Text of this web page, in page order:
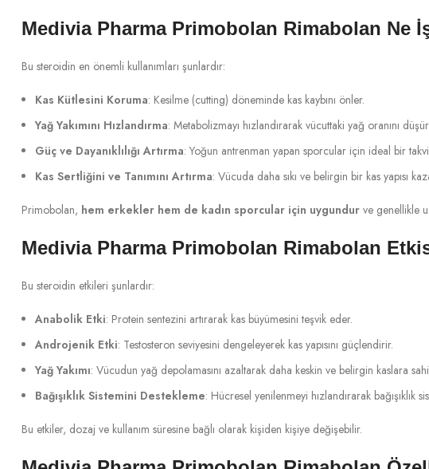
Medivia Pharma Primobolan Rimabolan Ne
Bu steroidin en önemli kullanımları şunlardır:
Kas Kütlesini Koruma: Kesilme (cutting) döneminde kas kaybını önler.
Yağ Yakımını Hızlandırma: Metabolizmayı hızlandırarak vücuttaki yağ oranını
Güç ve Dayanıklılığı Artırma: Yoğun antrenman yapan sporcular için ideal bir
Kas Sertliğini ve Tanımını Artırma: Vücuda daha sıkı ve belirgin bir kas yapısı
Primobolan, hem erkekler hem de kadın sporcular için uygundur ve genellikle
Medivia Pharma Primobolan Rimabolan
Bu steroidin etkileri şunlardır:
Anabolik Etki: Protein sentezini artırarak kas büyümesini teşvik eder.
Androjenik Etki: Testosteron seviyesini dengeleyerek kas yapısını güçlendirir.
Yağ Yakımı: Vücudun yağ depolamasını azaltarak daha keskin ve belirgin kaslara
Bağışıklık Sistemini Destekleme: Hücresel yenilenmeyi hızlandırarak bağışıklık
Bu etkiler, dozaj ve kullanım süresine bağlı olarak kişiden kişiye değişebilir.